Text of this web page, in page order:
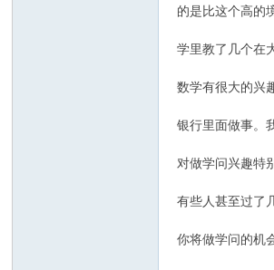
的是比这个高的
学里教了几个在
数学有很大的兴
银行里面做事。
对做学问兴趣特
有些人甚至过了
你将做学问的机